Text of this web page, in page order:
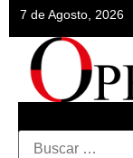
7 de Agosto, 2026